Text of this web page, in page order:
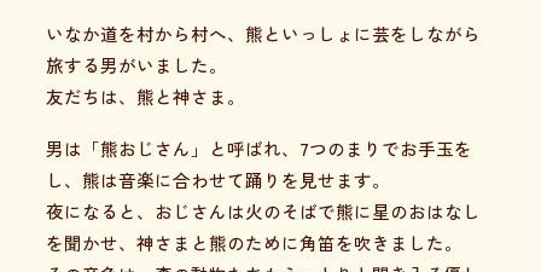
いなか道を村から村へ、熊といっしょに芸をしながら
旅する男がいました。
友だちは、熊と神さま。
男は「熊おじさん」と呼ばれ、7つのまりでお手玉を
し、熊は音楽に合わせて踊りを見せます。
夜になると、おじさんは火のそばで熊に星のおはなし
を聞かせ、神さまと熊のために角笛を吹きました。